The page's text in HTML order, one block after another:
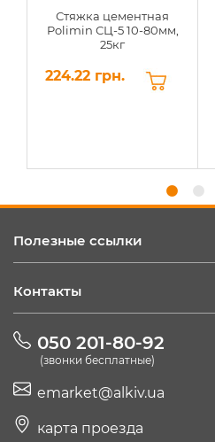
Стяжка цементная
Polimin СЦ-5 10-80мм,
25кг
224.22 грн.
Полезные ссылки
Контакты
050 201-80-92
(звонки бесплатные)
emarket@alkiv.ua
карта проезда